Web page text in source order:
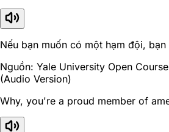
Nếu bạn muốn có một hạm đội,
Nguồn: Yale University Open
(Audio Version)
Why, you're a proud member of